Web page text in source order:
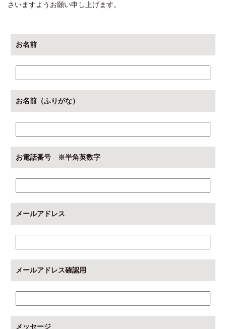
さいますようお願い申し上げます。
お名前
お名前（ふりがな）
お電話番号 ※半角英数字
メールアドレス
メールアドレス確認用
メッセージ